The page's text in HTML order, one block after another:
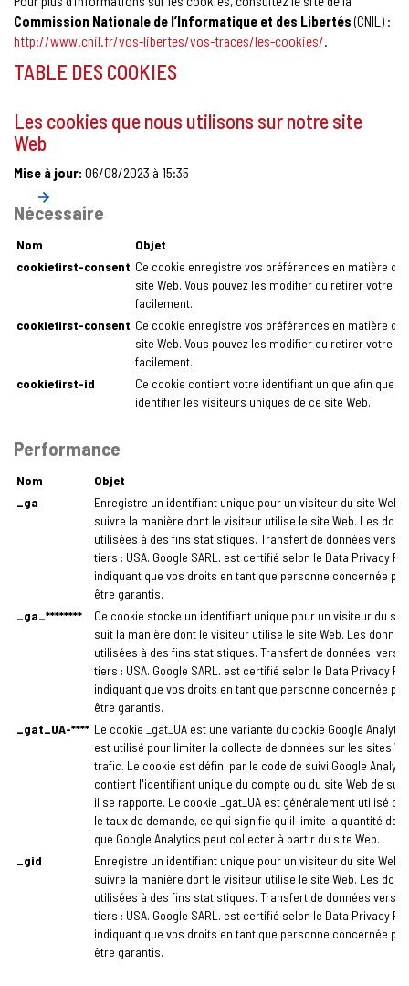
Commission Nationale de l’Informatique et des Libertés(CNIL) :
http://www.cnil.fr/vos-libertes/vos-traces/les-cookies/.
TABLE DES COOKIES
Les cookies que nous utilisons sur notre site
Web
Mise à jour: 06/08/2023 à 15:35
Nécessaire
Nom
Objet
cookiefirst-consent Ce cookie enregistre vos préférences en matière de
site Web. Vous pouvez les modifier ou retirer votre
facilement.
cookiefirst-consent Ce cookie enregistre vos préférences en matière de
site Web. Vous pouvez les modifier ou retirer votre
facilement.
cookiefirst-id
Ce cookie contient votre identifiant unique afin que
identifier les visiteurs uniques de ce site Web.
Performance
Nom
Objet
_ga
Enregistre un identifiant unique pour un visiteur du site Web
suivre la manière dont le visiteur utilise le site Web. Les
utilisées à des fins statistiques. Transfert de données vers
tiers : USA. Google SARL. est certifié selon le Data Privacy
indiquant que vos droits en tant que personne concernée
être garantis.
_ga_********
Ce cookie stocke un identifiant unique pour un visiteur du
suit la manière dont le visiteur utilise le site Web. Les
utilisées à des fins statistiques. Transfert de données. vers
tiers : USA. Google SARL. est certifié selon le Data Privacy
indiquant que vos droits en tant que personne concernée
être garantis.
_gat_UA-**** Le cookie _gat_UA est une variante du cookie Google
est utilisé pour limiter la collecte de données sur les sites
trafic. Le cookie est défini par le code de suivi Google
contient l'identifiant unique du compte ou du site Web de
il se rapporte. Le cookie _gat_UA est généralement utilisé
le taux de demande, ce qui signifie qu'il limite la quantité de
que Google Analytics peut collecter à partir du site Web.
_gid
Enregistre un identifiant unique pour un visiteur du site Web
suivre la manière dont le visiteur utilise le site Web. Les
utilisées à des fins statistiques. Transfert de données vers
tiers : USA. Google SARL. est certifié selon le Data Privacy
indiquant que vos droits en tant que personne concernée
être garantis.